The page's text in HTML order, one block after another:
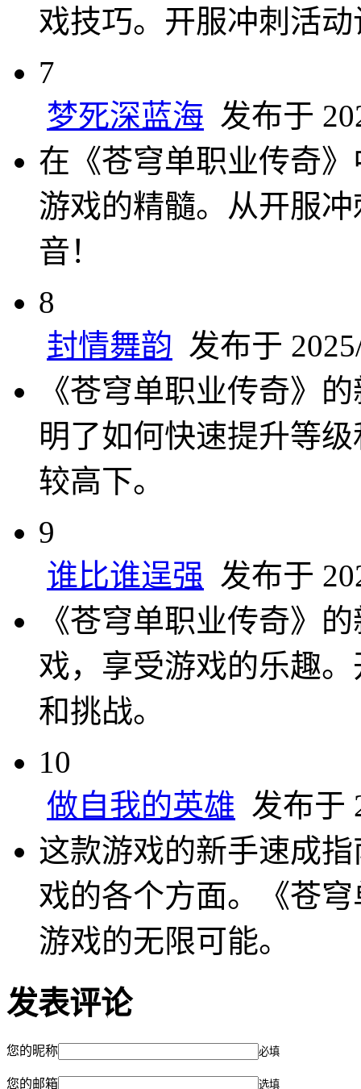
戏技巧。开服冲刺活
7
梦死深蓝海 发布于
在《苍穹单职业传奇
游戏的精髓。从开服
音！
8
封情舞韵 发布于
《苍穹单职业传奇》
明了如何快速提升等
较高下。
9
谁比谁逞强 发布于
《苍穹单职业传奇》
戏，享受游戏的乐趣
和挑战。
10
做自我的英雄 发布于
这款游戏的新手速成
戏的各个方面。《苍
游戏的无限可能。
发表评论
您的昵称 必填
您的邮箱 选填